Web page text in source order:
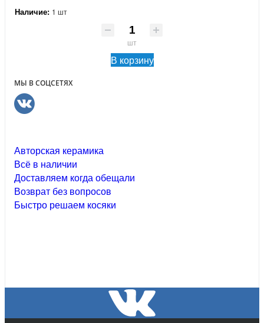
Наличие: 1 шт
шт
В корзину
МЫ В СОЦСЕТЯХ
Авторская керамика
Всё в наличии
Доставляем когда обещали
Возврат без вопросов
Быстро решаем косяки